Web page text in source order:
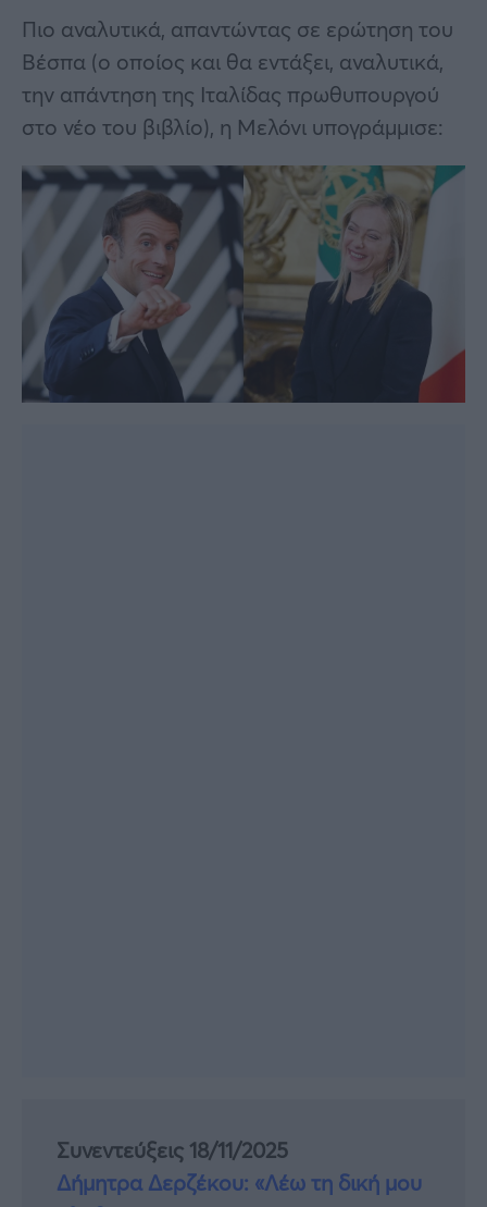
Πιο αναλυτικά, απαντώντας σε ερώτηση του
Βέσπα (ο οποίος και θα εντάξει, αναλυτικά,
την απάντηση της Ιταλίδας πρωθυπουργού
στο νέο του βιβλίο), η Μελόνι υπογράμμισε:
Συνεντεύξεις 18/11/2025
Δήμητρα Δερζέκου: «Λέω τη δική μου